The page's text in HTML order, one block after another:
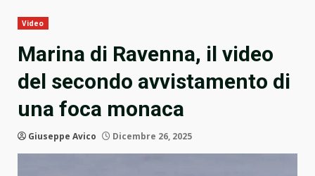
Video
Marina di Ravenna, il video
del secondo avvistamento di
una foca monaca
Giuseppe Avico Dicembre 26, 2025